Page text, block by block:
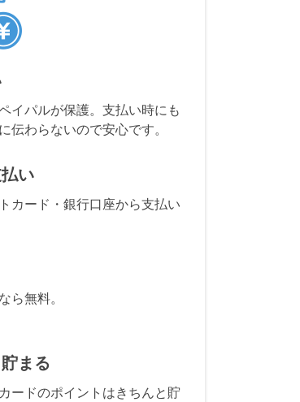
イパルが保護。支払い時にも
伝わらないので安心です。
い
カード・銀行口座から支払い
ら無料。
まる
ードのポイントはきちんと貯